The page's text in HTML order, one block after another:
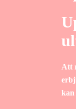
Att
kan